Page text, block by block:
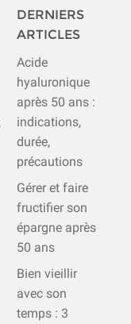
DERNIERS
ARTICLES
Acide
hyaluronique
après 50 ans :
indications,
durée,
précautions
Gérer et faire
fructifier son
épargne après
50 ans
Bien vieillir
avec son
temps : 3